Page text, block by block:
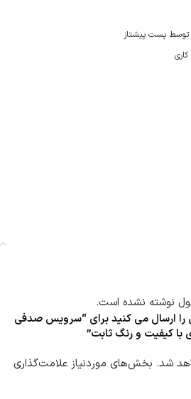
توسط پست پیشتاز
نوشته نشده است.
را ارسال می کنید برای “سرویس صدفی
کیفیت و رنگ ثابت”
شد. بخش‌های موردنیاز علامت‌گذاری